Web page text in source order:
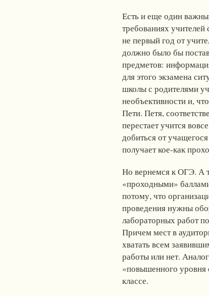
Есть и еще один
требованиях
не первый год от
должно было бы
предметов:
для этого экзамена
школы с родителями
необъективности и,
Пети. Петя,
перестает учится
добиться от
получает кое-как
Но вернемся к ОГЭ. А
«проходными»
потому, что
проведения нужны
лабораторных работ
Причем мест в
хватать всем
работы или нет.
«повышенного уровня
классе.